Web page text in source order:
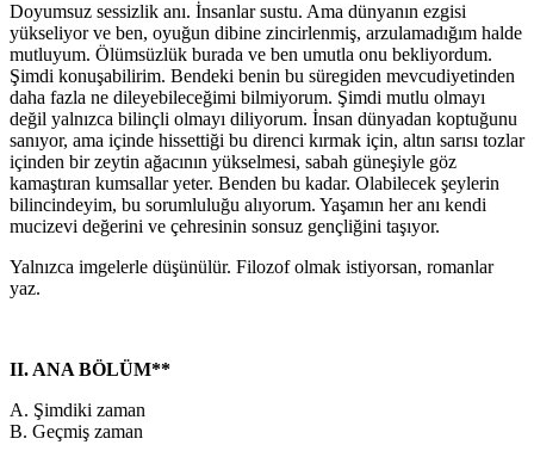
Doyumsuz sessizlik anı. İnsanlar sustu. Ama dünyanın ezgisi
yükseliyor ve ben, oyuğun dibine zincirlenmiş, arzulamadığım halde
mutluyum. Ölümsüzlük burada ve ben umutla onu bekliyordum.
Şimdi konuşabilirim. Bendeki benin bu süregiden mevcudiyetinden
daha fazla ne dileyebileceğimi bilmiyorum. Şimdi mutlu olmayı
değil yalnızca bilinçli olmayı diliyorum. İnsan dünyadan koptuğunu
sanıyor, ama içinde hissettiği bu direnci kırmak için, altın sarısı tozlar
içinden bir zeytin ağacının yükselmesi, sabah güneşiyle göz
kamaştıran kumsallar yeter. Benden bu kadar. Olabilecek şeylerin
bilincindeyim, bu sorumluluğu alıyorum. Yaşamın her anı kendi
mucizevi değerini ve çehresinin sonsuz gençliğini taşıyor.
Yalnızca imgelerle düşünülür. Filozof olmak istiyorsan, romanlar
yaz.
II. ANA BÖLÜM**
A. Şimdiki zaman
B. Geçmiş zaman